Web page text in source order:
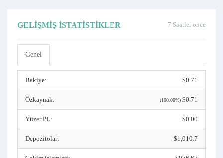
7 Saatler önce
GELIŞMIŞ İSTATISTIKLER
Genel
Bakiye: $0.71
Özkaynak: (100.00%) $0.71
Yüzer PL: $0.00
Depozitolar: $1,010.7